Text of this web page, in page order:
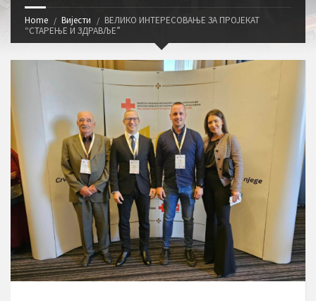
Home Вијести
ВЕЛИКО ИНТЕРЕСОВАЊЕ ЗА ПРОЈЕКАТ
“СТАРЕЊЕ И ЗДРАВЉЕ”